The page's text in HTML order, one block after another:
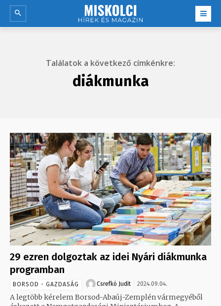
Találatok a következő címkénkre:
diákmunka
29 ezren dolgoztak az idei Nyári diákmunka
programban
BORSOD - GAZDASÁG Csrefkó Judit 2024.09.04.
A legtöbb kérelem Borsod-Abaúj-Zemplén vármegyéből